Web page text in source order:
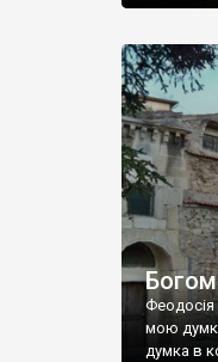
Феодосія
мою
думка в